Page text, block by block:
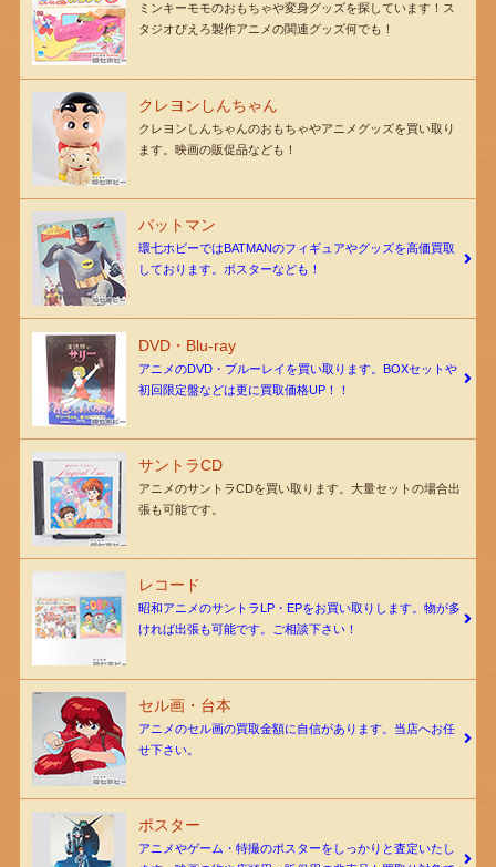
ミンキーモモのおもちゃや変身グッズを探しています！ス
タジオぴえろ製作アニメの関連グッズ何でも！
クレヨンしんちゃん
クレヨンしんちゃんのおもちゃやアニメグッズを買い取り
ます。映画の販促品なども！
バットマン
環七ホビーではBATMANのフィギュアやグッズを高価買取
しております。ポスターなども！
DVD・Blu-ray
アニメのDVD・ブルーレイを買い取ります。BOXセットや
初回限定盤などは更に買取価格UP！！
サントラCD
アニメのサントラCDを買い取ります。大量セットの場合出
張も可能です。
レコード
昭和アニメのサントラLP・EPをお買い取りします。物が多
ければ出張も可能です。ご相談下さい！
セル画・台本
アニメのセル画の買取金額に自信があります。当店へお任
せ下さい。
ポスター
アニメやゲーム・特撮のポスターをしっかりと査定いたし